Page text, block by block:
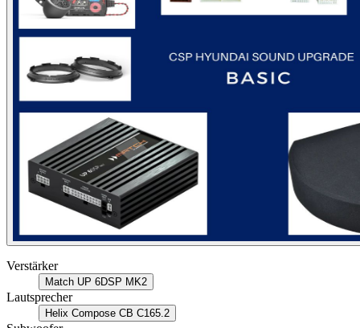
Verstärker
Match UP 6DSP MK2
Lautsprecher
Helix Compose CB C165.2